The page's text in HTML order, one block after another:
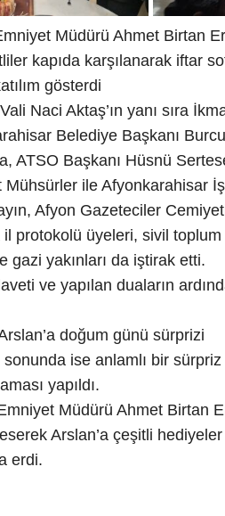
Müdürü Ahmet Birtan
kapıda karşılanarak iftar
gösterdi
Naci Aktaş’ın yanı sıra
Belediye Başkanı
ATSO Başkanı Hüsnü
Mühsürler ile Afyonkarahisar
Afyon Gazeteciler
il protokolü üyeleri, sivil
gazi yakınları da iştirak etti.
ve yapılan duaların
doğum günü sürprizi
sonunda ise anlamlı bir
yapıldı.
Müdürü Ahmet Birtan
Arslan’a çeşitli
erdi.